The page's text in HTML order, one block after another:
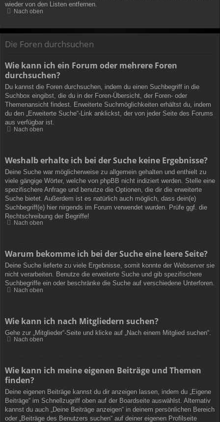
wieder von den Listen entfernen.
Nach oben
Die Foren durchsuchen
Wie kann ich ein Forum oder mehrere Foren
durchsuchen?
Du kannst die Foren durchsuchen, indem du einen Suchbegriff in die
Suchbox eingibst, die du in der Foren-Übersicht, der Foren- oder
Themenansicht findest. Erweiterte Suchmöglichkeiten erhältst du, indem
du den „Erweiterte Suche“-Link anklickst, der von jeder Seite des Forums
aus verfügbar ist.
Nach oben
Weshalb erhalte ich bei der Suche keine Ergebnisse?
Deine Suche war möglicherweise zu allgemein gehalten und enthielt zu
viele gängige Wörter, welche von phpBB nicht indiziert werden. Stelle eine
spezifischere Anfrage und benutze die Optionen, die dir die erweiterte
Suche bietet. Außerdem ist es natürlich auch möglich, dass dein(e)
Suchbegriff(e) hier nirgends im Forum verwendet wurden. Prüfe ggf. die
Rechtschreibung der Begriffe!
Nach oben
Warum bekomme ich bei der Suche eine leere Seite?
Deine Suche lieferte zu viele Ergebnisse, somit konnte der Webserver sie
nicht verarbeiten. Benutze die erweiterte Suche und gib spezifischere
Suchbegriffe ein oder beschränke die Suche auf verschiedene Unterforen.
Nach oben
Wie kann ich nach Mitgliedern suchen?
Gehe zur „Mitglieder“-Seite und klicke auf „Nach einem Mitglied suchen“.
Nach oben
Wie kann ich meine eigenen Beiträge und Themen
finden?
Deine eigenen Beiträge kannst du dir anzeigen lassen, indem du „Eigene
Beiträge“ im Schnellzugriff oben auf der Boardseite auswählst. Alternativ
kannst du auch „Deine Beiträge anzeigen“ in deinem persönlichen Bereich
oder „Beiträge des Benutzers suchen“ auf deiner eigenen Profilseite